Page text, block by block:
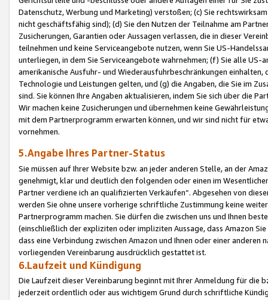
Datenschutz, Werbung und Marketing) verstoßen; (c) Sie
nicht geschäftsfähig sind); (d) Sie den Nutzen der Teilnahme am
Zusicherungen, Garantien oder Aussagen verlassen, die in dieser
teilnehmen und keine Serviceangebote nutzen, wenn Sie US-
unterliegen, in dem Sie Serviceangebote wahrnehmen; (f) Sie alle
amerikanische Ausfuhr- und Wiederausfuhrbeschränkungen
Technologie und Leistungen gelten, und (g) die Angaben, die Sie im
sind. Sie können Ihre Angaben aktualisieren, indem Sie sich über die
Wir machen keine Zusicherungen und übernehmen keine
mit dem Partnerprogramm erwarten können, und wir sind nicht für
vornehmen.
5.Angabe Ihres Partner-Status
Sie müssen auf Ihrer Website bzw. an jeder anderen Stelle, an der
genehmigt, klar und deutlich den folgenden oder einen im
Partner verdiene ich an qualifizierten Verkäufen“. Abgesehen von
werden Sie ohne unsere vorherige schriftliche Zustimmung keine
Partnerprogramm machen. Sie dürfen die zwischen uns und Ihnen
(einschließlich der expliziten oder impliziten Aussage, dass Amazon
dass eine Verbindung zwischen Amazon und Ihnen oder einer
vorliegenden Vereinbarung ausdrücklich gestattet ist.
6.Laufzeit und Kündigung
Die Laufzeit dieser Vereinbarung beginnt mit Ihrer Anmeldung für die
jederzeit ordentlich oder aus wichtigem Grund durch schriftliche